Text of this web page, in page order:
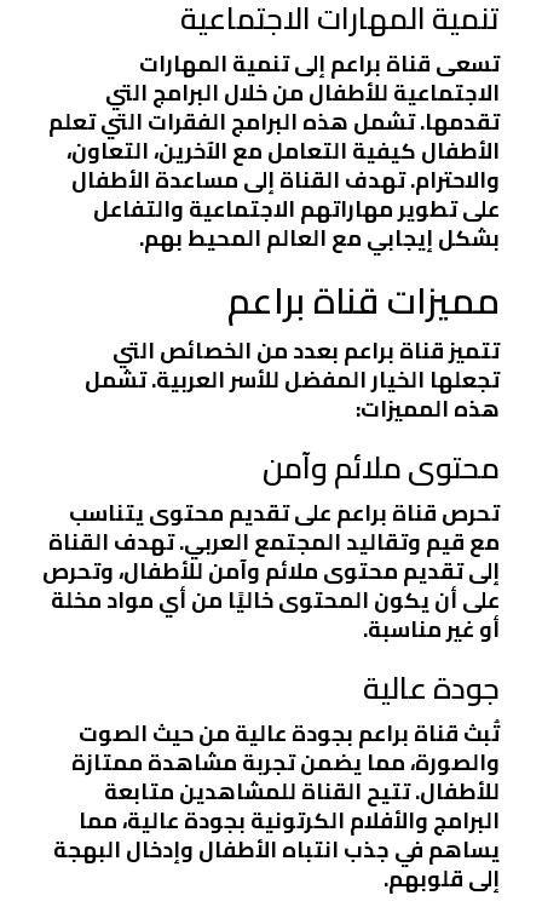
تنمية المهارات الاجتماعية
تسعى قناة براعم إلى تنمية المهارات
الاجتماعية للأطفال من خلال البرامج التي
تقدمها. تشمل هذه البرامج الفقرات التي تعلم
الأطفال كيفية التعامل مع الآخرين، التعاون،
والاحترام. تهدف القناة إلى مساعدة الأطفال
على تطوير مهاراتهم الاجتماعية والتفاعل
بشكل إيجابي مع العالم المحيط بهم.
مميزات قناة براعم
تتميز قناة براعم بعدد من الخصائص التي
تجعلها الخيار المفضل للأسر العربية. تشمل
هذه المميزات:
محتوى ملائم وآمن
تحرص قناة براعم على تقديم محتوى يتناسب
مع قيم وتقاليد المجتمع العربي. تهدف القناة
إلى تقديم محتوى ملائم وآمن للأطفال، وتحرص
على أن يكون المحتوى خاليًا من أي مواد مخلة
أو غير مناسبة.
جودة عالية
تُبث قناة براعم بجودة عالية من حيث الصوت
والصورة، مما يضمن تجربة مشاهدة ممتازة
للأطفال. تتيح القناة للمشاهدين متابعة
البرامج والأفلام الكرتونية بجودة عالية، مما
يساهم في جذب انتباه الأطفال وإدخال البهجة
إلى قلوبهم.